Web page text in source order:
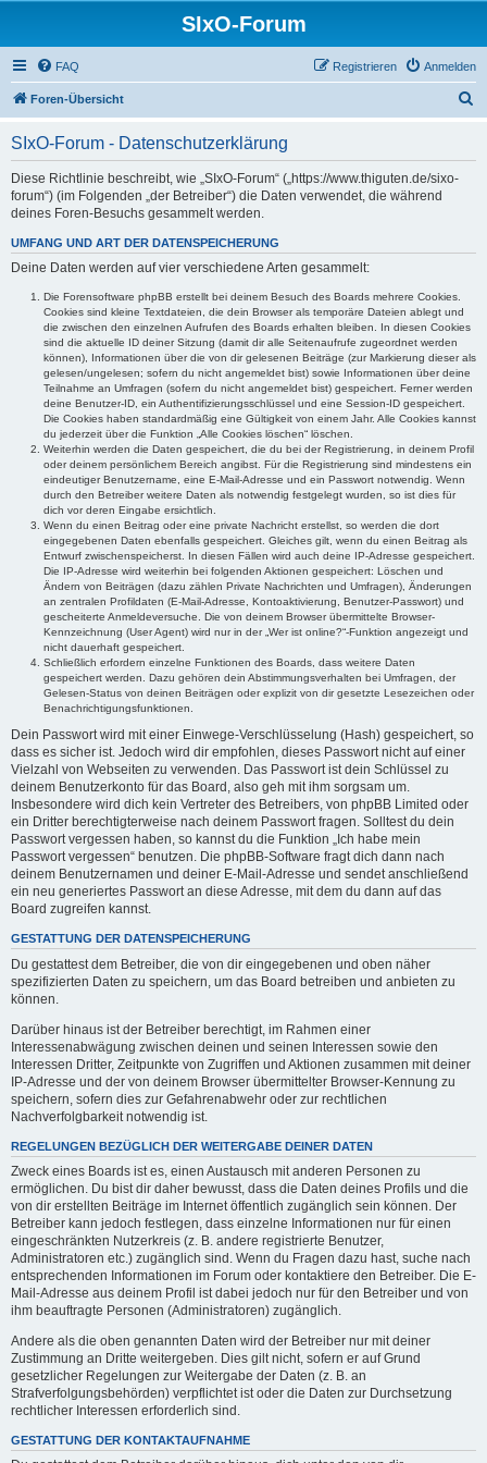
SIxO-Forum
FAQ Anmelden
Registrieren
Foren-Übersicht
SIxO-Forum - Datenschutzerklärung
Diese Richtlinie beschreibt, wie „SIxO-Forum“ („https://www.thiguten.de/sixo-
forum“) (im Folgenden „der Betreiber“) die Daten verwendet, die während
deines Foren-Besuchs gesammelt werden.
UMFANG UND ART DER DATENSPEICHERUNG
Deine Daten werden auf vier verschiedene Arten gesammelt:
Die Forensoftware phpBB erstellt bei deinem Besuch des Boards mehrere Cookies.
Cookies sind kleine Textdateien, die dein Browser als temporäre Dateien ablegt und
die zwischen den einzelnen Aufrufen des Boards erhalten bleiben. In diesen Cookies
sind die aktuelle ID deiner Sitzung (damit dir alle Seitenaufrufe zugeordnet werden
können), Informationen über die von dir gelesenen Beiträge (zur Markierung dieser als
gelesen/ungelesen; sofern du nicht angemeldet bist) sowie Informationen über deine
Teilnahme an Umfragen (sofern du nicht angemeldet bist) gespeichert. Ferner werden
deine Benutzer-ID, ein Authentifizierungsschlüssel und eine Session-ID gespeichert.
Die Cookies haben standardmäßig eine Gültigkeit von einem Jahr. Alle Cookies kannst
du jederzeit über die Funktion „Alle Cookies löschen“ löschen.
Weiterhin werden die Daten gespeichert, die du bei der Registrierung, in deinem Profil
oder deinem persönlichem Bereich angibst. Für die Registrierung sind mindestens ein
eindeutiger Benutzername, eine E-Mail-Adresse und ein Passwort notwendig. Wenn
durch den Betreiber weitere Daten als notwendig festgelegt wurden, so ist dies für
dich vor deren Eingabe ersichtlich.
Wenn du einen Beitrag oder eine private Nachricht erstellst, so werden die dort
eingegebenen Daten ebenfalls gespeichert. Gleiches gilt, wenn du einen Beitrag als
Entwurf zwischenspeicherst. In diesen Fällen wird auch deine IP-Adresse gespeichert.
Die IP-Adresse wird weiterhin bei folgenden Aktionen gespeichert: Löschen und
Ändern von Beiträgen (dazu zählen Private Nachrichten und Umfragen), Änderungen
an zentralen Profildaten (E-Mail-Adresse, Kontoaktivierung, Benutzer-Passwort) und
gescheiterte Anmeldeversuche. Die von deinem Browser übermittelte Browser-
Kennzeichnung (User Agent) wird nur in der „Wer ist online?“-Funktion angezeigt und
nicht dauerhaft gespeichert.
Schließlich erfordern einzelne Funktionen des Boards, dass weitere Daten
gespeichert werden. Dazu gehören dein Abstimmungsverhalten bei Umfragen, der
Gelesen-Status von deinen Beiträgen oder explizit von dir gesetzte Lesezeichen oder
Benachrichtigungsfunktionen.
Dein Passwort wird mit einer Einwege-Verschlüsselung (Hash) gespeichert, so
dass es sicher ist. Jedoch wird dir empfohlen, dieses Passwort nicht auf einer
Vielzahl von Webseiten zu verwenden. Das Passwort ist dein Schlüssel zu
deinem Benutzerkonto für das Board, also geh mit ihm sorgsam um.
Insbesondere wird dich kein Vertreter des Betreibers, von phpBB Limited oder
ein Dritter berechtigterweise nach deinem Passwort fragen. Solltest du dein
Passwort vergessen haben, so kannst du die Funktion „Ich habe mein
Passwort vergessen“ benutzen. Die phpBB-Software fragt dich dann nach
deinem Benutzernamen und deiner E-Mail-Adresse und sendet anschließend
ein neu generiertes Passwort an diese Adresse, mit dem du dann auf das
Board zugreifen kannst.
GESTATTUNG DER DATENSPEICHERUNG
Du gestattest dem Betreiber, die von dir eingegebenen und oben näher
spezifizierten Daten zu speichern, um das Board betreiben und anbieten zu
können.
Darüber hinaus ist der Betreiber berechtigt, im Rahmen einer
Interessenabwägung zwischen deinen und seinen Interessen sowie den
Interessen Dritter, Zeitpunkte von Zugriffen und Aktionen zusammen mit deiner
IP-Adresse und der von deinem Browser übermittelter Browser-Kennung zu
speichern, sofern dies zur Gefahrenabwehr oder zur rechtlichen
Nachverfolgbarkeit notwendig ist.
REGELUNGEN BEZÜGLICH DER WEITERGABE DEINER DATEN
Zweck eines Boards ist es, einen Austausch mit anderen Personen zu
ermöglichen. Du bist dir daher bewusst, dass die Daten deines Profils und die
von dir erstellten Beiträge im Internet öffentlich zugänglich sein können. Der
Betreiber kann jedoch festlegen, dass einzelne Informationen nur für einen
eingeschränkten Nutzerkreis (z. B. andere registrierte Benutzer,
Administratoren etc.) zugänglich sind. Wenn du Fragen dazu hast, suche nach
entsprechenden Informationen im Forum oder kontaktiere den Betreiber. Die E-
Mail-Adresse aus deinem Profil ist dabei jedoch nur für den Betreiber und von
ihm beauftragte Personen (Administratoren) zugänglich.
Andere als die oben genannten Daten wird der Betreiber nur mit deiner
Zustimmung an Dritte weitergeben. Dies gilt nicht, sofern er auf Grund
gesetzlicher Regelungen zur Weitergabe der Daten (z. B. an
Strafverfolgungsbehörden) verpflichtet ist oder die Daten zur Durchsetzung
rechtlicher Interessen erforderlich sind.
GESTATTUNG DER KONTAKTAUFNAHME